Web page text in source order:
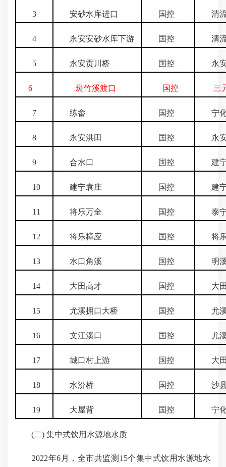
3 安砂水库进口 国控 清流
4 永安安砂水库下游 国控 清流
5 永安贡川桥 国控 永安
6 斑竹溪渡口 国控 三
7 练畲 国控 宁化
8 永安洪田 国控 永安
9 合水口 国控 建宁
10 建宁袁庄 国控 建宁
11 将乐万全 国控 泰宁
12 将乐樟应 国控 将乐
13 水口角溪 国控 明溪
14 大田高才 国控 大田
15 尤溪拥口大桥 国控 尤溪
16 文江溪口 国控 尤溪
17 城口村上游 国控 大田
18 水汾桥 国控 沙
19 大屋背 国控 宁化
(二) 集中式饮用水源地水质
2022年6月，全市共监测15个集中式饮用水源地水